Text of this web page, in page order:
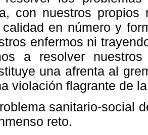
con nuestros
en número y
enfermos ni
a resolver
una afrenta al
violación flagrante de
sanitario-social
reto.